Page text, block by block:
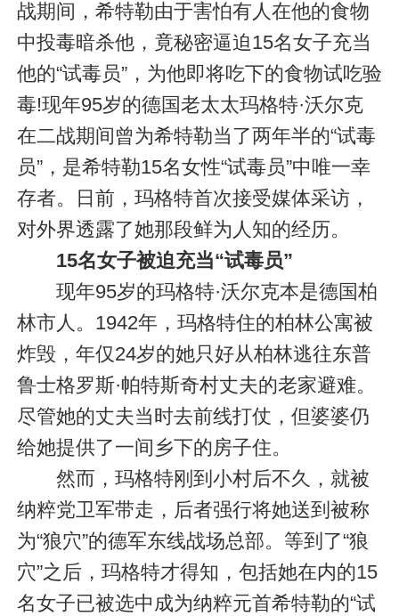
战期间，希特勒由于害怕有人在他的食物
中投毒暗杀他，竟秘密逼迫15名女子充当
他的“试毒员”，为他即将吃下的食物试吃验
毒!现年95岁的德国老太太玛格特·沃尔克
在二战期间曾为希特勒当了两年半的“试毒
员”，是希特勒15名女性“试毒员”中唯一幸
存者。日前，玛格特首次接受媒体采访，
对外界透露了她那段鲜为人知的经历。
15名女子被迫充当“试毒员”
现年95岁的玛格特·沃尔克本是德国柏
林市人。1942年，玛格特住的柏林公寓被
炸毁，年仅24岁的她只好从柏林逃往东普
鲁士格罗斯·帕特斯奇村丈夫的老家避难。
尽管她的丈夫当时去前线打仗，但婆婆仍
给她提供了一间乡下的房子住。
然而，玛格特刚到小村后不久，就被
纳粹党卫军带走，后者强行将她送到被称
为“狼穴”的德军东线战场总部。等到了“狼
穴”之后，玛格特才得知，包括她在内的15
名女子已被选中成为纳粹元首希特勒的“试